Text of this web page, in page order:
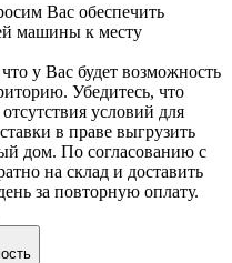
Вас обеспечить
машины к месту
у Вас будет возможность
Убедитесь, что
условий для
в праве выгрузить
дом. По согласованию с
на склад и доставить
за повторную оплату.